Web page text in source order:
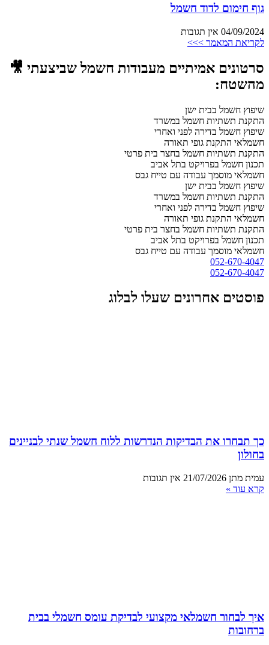
גוף חימום לדוד חשמל
04/09/2024 אין תגובות
לקריאת המאמר >>>
סרטונים אמיתיים מעבודות חשמל שביצעתי 🎥
מהשטח:
שיפוץ חשמל בבית ישן
התקנת תשתיות חשמל במשרד
שיפוץ חשמל בדירה לפני ואחרי
חשמלאי התקנת גופי תאורה
התקנת תשתיות חשמל בחצר בית פרטי
תכנון חשמל בפרויקט בתל אביב
חשמלאי מוסמך עבודה עם טייח גבס
שיפוץ חשמל בבית ישן
התקנת תשתיות חשמל במשרד
שיפוץ חשמל בדירה לפני ואחרי
חשמלאי התקנת גופי תאורה
התקנת תשתיות חשמל בחצר בית פרטי
תכנון חשמל בפרויקט בתל אביב
חשמלאי מוסמך עבודה עם טייח גבס
052-670-4047
052-670-4047
פוסטים אחרונים שעלו לבלוג
כך תבחרו את הבדיקות הנדרשות ללוח חשמל שנתי לבניינים
בחולון
עמית מתן 21/07/2026 אין תגובות
קרא עוד »
איך לבחור חשמלאי מקצועי לבדיקת עומס חשמלי בבית
ברחובות